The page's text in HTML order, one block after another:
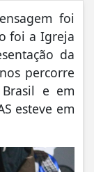
foi
foi a Igreja
da
percorre
e em
esteve em